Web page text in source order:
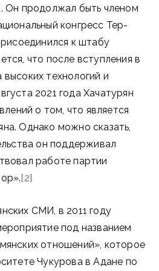
Он продолжал быть членом
конгресс Тер-
к штабу
что после вступления в
технологий и
2021 года Хачатурян
о том, что является
Однако можно сказать,
он поддерживал
работе партии
[2]
СМИ, в 2011 году
под названием
отношений», которое
Чукурова в Адане по